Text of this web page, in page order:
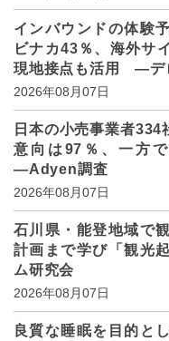
インバウンドの体験
ビナカ43％、海外サ
現地接点も活用 ―デ
2026年08月07日
日本の小売事業者
意向は97％、一方
―Adyen調査
2026年08月07日
石川県・能登地域で
計画まで学び「観光
ム研究会
2026年08月07日
良質な睡眠を目的と